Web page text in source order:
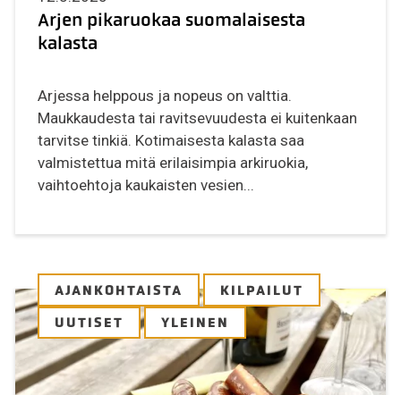
Arjen pikaruokaa suomalaisesta
kalasta
Arjessa helppous ja nopeus on valttia.
Maukkaudesta tai ravitsevuudesta ei kuitenkaan
tarvitse tinkiä. Kotimaisesta kalasta saa
valmistettua mitä erilaisimpia arkiruokia,
vaihtoehtoja kaukaisten vesien...
AJANKOHTAISTA KILPAILUT
UUTISET YLEINEN